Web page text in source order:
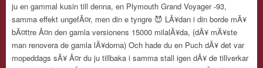
ju en gammal kusin till denna, en Plymouth Grand Voyager -93,
samma effekt ungefÃ¤r, men din e tyngre 😈 LÃ¥dan i din borde mÃ¥
bÃ¤ttre Ã¤n den gamla versionens 15000 milalÃ¥da, (dÃ¥ mÃ¥ste
man renovera de gamla lÃ¥dorna) Och hade du en Puch dÃ¥ det var
mopeddags sÃ¥ Ã¤r du ju tillbaka i samma stall igen dÃ¥ de tillverkar